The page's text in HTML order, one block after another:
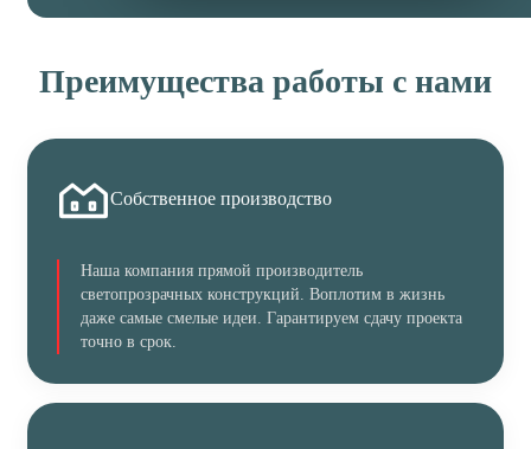
Преимущества работы с нами
Собственное производство
Наша компания прямой производитель
светопрозрачных конструкций. Воплотим в жизнь
даже самые смелые идеи. Гарантируем сдачу проекта
точно в срок.